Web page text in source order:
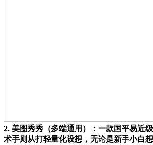
2. 美图秀秀（多端通用）：一款国平易近
术手则从打轻量化设想，无论是新手小白